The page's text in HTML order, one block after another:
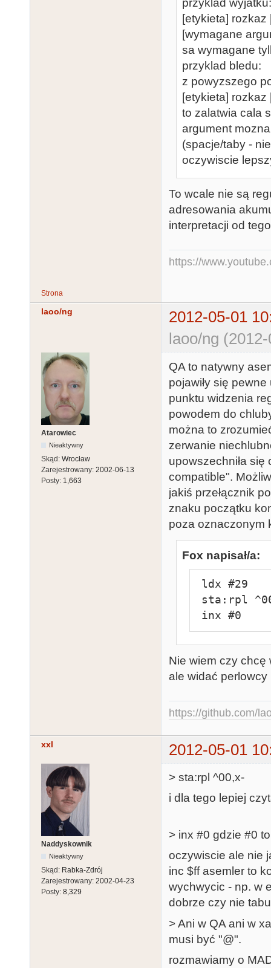
przyklad wyjatku:
[etykieta]
[wymagane
sa wymagane
przyklad bledu:
z powyzszego
[etykieta]
to zalatwia cala
argument
(spacje/taby -
oczywiscie
To wcale nie są
adresowania
interpretacji od
https://
Strona
laoo/ng
2012-05-01
laoo/ng
Atarowiec
Nieaktywny
Skąd: Wrocław
Zarejestrowany: 2002-06-13
Posty: 1,663
QA to natywny
pojawiły się
punktu widzenia
powodem do
można to
zerwanie
upowszechniła się
compatible".
jakiś przełącznik
znaku początku
poza oznaczonym
Fox napisał/a:
inx #0
Nie wiem czy chcę
ale widać
https://github.com/
xxl 2012-05-01
Naddyskownik
Nieaktywny
Skąd: Rabka-Zdrój
Zarejestrowany: 2002-04-23
Posty: 8,329
> sta:rpl ^00,x-
i dla tego lepiej
> inx #0 gdzie #0
oczywiscie ale nie
inc $ff asemler to
wychwycic - np. w
dobrze czy nie
> Ani w QA ani w
musi być "@".
rozmawiamy o